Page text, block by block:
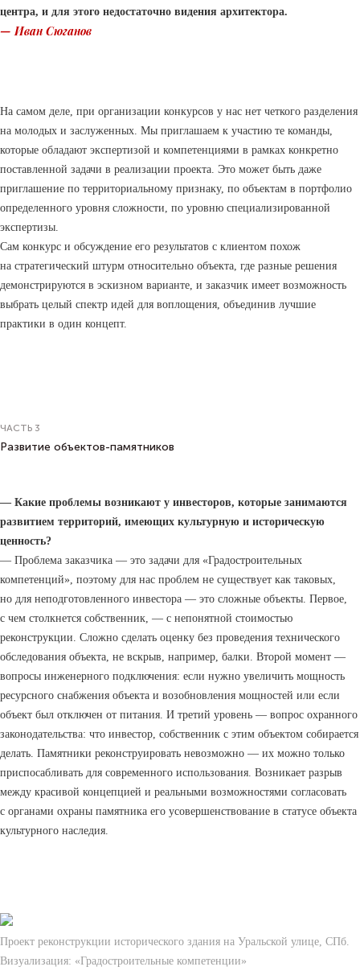
центра, и для этого недостаточно видения архитектора.
— Иван Сюганов
На самом деле, при организации конкурсов у нас нет четкого разделения
на молодых и заслуженных. Мы приглашаем к участию те команды,
которые обладают экспертизой и компетенциями в рамках конкретно
поставленной задачи в реализации проекта. Это может быть даже
приглашение по территориальному признаку, по объектам в портфолио
определенного уровня сложности, по уровню специализированной
экспертизы.
Сам конкурс и обсуждение его результатов с клиентом похож
на стратегический штурм относительно объекта, где разные решения
демонстрируются в эскизном варианте, и заказчик имеет возможность
выбрать целый спектр идей для воплощения, объединив лучшие
практики в один концепт.
ЧАСТЬ 3
Развитие объектов-памятников
— Какие проблемы возникают у инвесторов, которые занимаются
развитием территорий, имеющих культурную и историческую
ценность?
— Проблема заказчика — это задачи для «Градостроительных
компетенций», поэтому для нас проблем не существует как таковых,
но для неподготовленного инвестора — это сложные объекты. Первое,
с чем столкнется собственник, — с непонятной стоимостью
реконструкции. Сложно сделать оценку без проведения технического
обследования объекта, не вскрыв, например, балки. Второй момент —
вопросы инженерного подключения: если нужно увеличить мощность
ресурсного снабжения объекта и возобновления мощностей или если
объект был отключен от питания. И третий уровень — вопрос охранного
законодательства: что инвестор, собственник с этим объектом собирается
делать. Памятники реконструировать невозможно — их можно только
приспосабливать для современного использования. Возникает разрыв
между красивой концепцией и реальными возможностями согласовать
с органами охраны памятника его усовершенствование в статусе объекта
культурного наследия.
Проект реконструкции исторического здания на Уральской улице, СПб.
Визуализация: «Градостроительные компетенции»